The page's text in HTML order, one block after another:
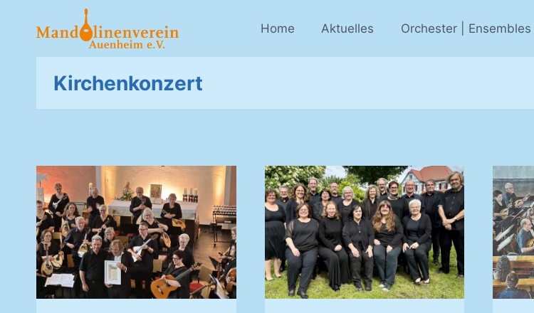
Home Aktuelles Orchester | Ensembles
Kirchenkonzert